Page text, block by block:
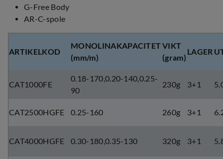
G-Free Body
AR-C-spole
ARTIKELKOD
MONOLINAKAPACITET
(mm/m)
VIKT
(gram)
LAGER
CAT1000FE
0.18-170,0.20-140,0.25-
90
230g 3+1
CAT2500HGFE 0.25-160 260g 3+1
CAT4000HGFE 0.30-180,0.35-130 320g 3+1